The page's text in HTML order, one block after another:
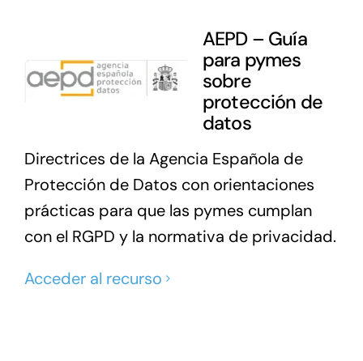
AEPD – Guía
para pymes
sobre
protección de
datos
Directrices de la Agencia Española de
Protección de Datos con orientaciones
prácticas para que las pymes cumplan
con el RGPD y la normativa de privacidad.
Acceder al recurso